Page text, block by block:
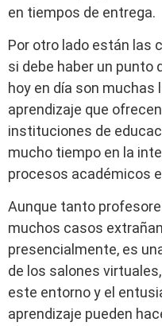
en tiempos de entrega.
Por otro lado están las
si debe haber un punto
hoy en día son
aprendizaje que
instituciones de
mucho tiempo en la
procesos académicos
Aunque tanto
muchos casos
presencialmente, es
de los salones
este entorno y el
aprendizaje pueden